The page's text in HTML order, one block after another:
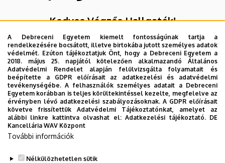
Kedves Végzős Hallgatók!
A Fogorvostudományi Kar Diplomaosztó
ünnepsége 2026. július 1-én 14:00 órától kerül
megrendezésre a Debreceni Egyetem Díszudvarán.
Legutóbbi frissítés: 2026. 03. 20. 14:02
A Debreceni Egyetem kiemelt fontosságúnak tartja a
rendelkezésére bocsátott, illetve birtokába jutott személyes adatok
védelmét. Ezúton tájékoztatjuk Önt, hogy a Debreceni Egyetem a
2018. május 25. napjától kötelezően alkalmazandó Általános
Adatvédelmi Rendelet alapján felülvizsgálta folyamatait és
beépítette a GDPR előírásait az adatkezelési és adatvédelmi
tevékenységébe. A felhasználók személyes adatait a Debreceni
Egyetem korábban is teljes körültekintéssel kezelte, megfelelve az
érvényben lévő adatkezelési szabályozásoknak. A GDPR előírásait
követve frissítettük Adatvédelmi Tájékoztatónkat, amelyet az
alábbi linkre kattintva olvashat el:Adatkezelési tájékoztató. DE
Kancellária WAV Központ
További információk
Nélkülözhetetlen sütik